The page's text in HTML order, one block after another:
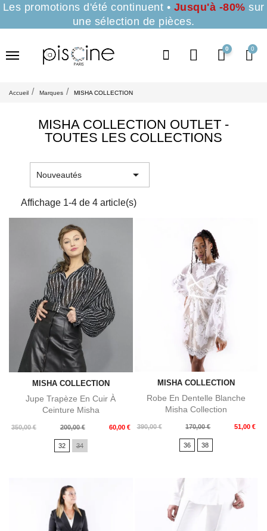
Les promotions d'été continuent • Jusqu'à -80% sur
une sélection de pièces.
0
Accueil Marques MISHA COLLECTION
MISHA COLLECTION OUTLET -
TOUTES LES COLLECTIONS
Nouveautés 
Affichage 1-4 de 4 article(s)
MISHA COLLECTION
Jupe Trapèze En Cuir À
Ceinture Misha
350,00 €
Prix
200,00 € 60,00 €
Prix
32 34
MISHA COLLECTION
Robe En Dentelle Blanche
Misha Collection
390,00 €
Prix
170,00 € 51,00 €
Prix
36 38